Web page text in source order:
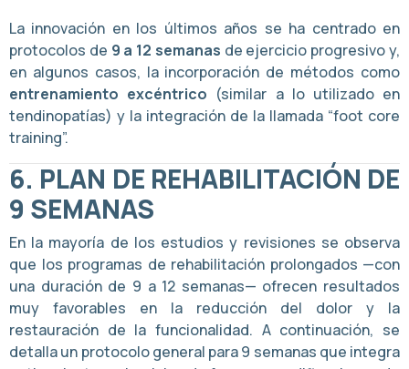
La innovación en los últimos años se ha centrado en
protocolos de 9 a 12 semanas de ejercicio progresivo y,
en algunos casos, la incorporación de métodos como
entrenamiento excéntrico (similar a lo utilizado en
tendinopatías) y la integración de la llamada “foot core
training”.
6. PLAN DE REHABILITACIÓN DE
9 SEMANAS
En la mayoría de los estudios y revisiones se observa
que los programas de rehabilitación prolongados —con
una duración de 9 a 12 semanas— ofrecen resultados
muy favorables en la reducción del dolor y la
restauración de la funcionalidad. A continuación, se
detalla un protocolo general para 9 semanas que integra